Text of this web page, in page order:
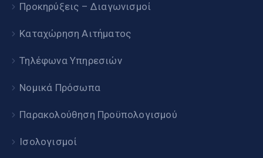
Προκηρύξεις – Διαγωνισμοί
Καταχώρηση Αιτήματος
Τηλέφωνα Υπηρεσιών
Νομικά Πρόσωπα
Παρακολούθηση Προϋπολογισμού
Ισολογισμοί